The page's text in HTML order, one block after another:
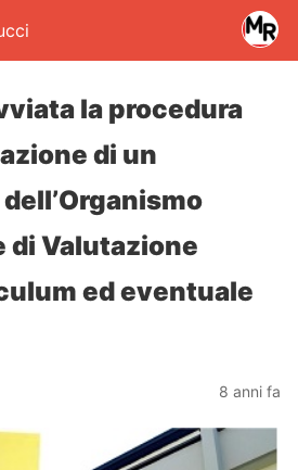
la procedura
di un
di Valutazione
ed eventuale
8 anni fa